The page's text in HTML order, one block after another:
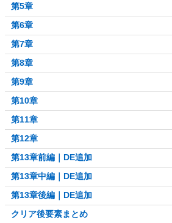
第5章
第6章
第7章
第8章
第9章
第10章
第11章
第12章
第13章前編｜DE追加
第13章中編｜DE追加
第13章後編｜DE追加
クリア後要素まとめ